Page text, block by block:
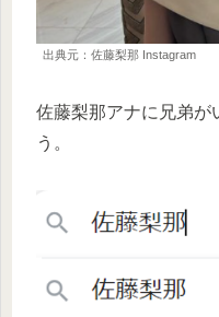
出典元：佐藤梨那 Instagram
佐藤梨那アナに兄弟が
う。